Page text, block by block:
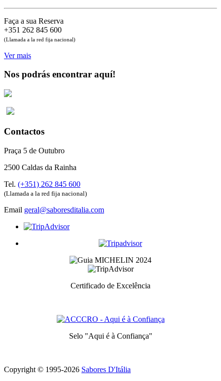
Faça a sua Reserva
+351 262 845 600
(Llamada a la red fija nacional)
Ver mais
Nos podrás encontrar aquí!
Contactos
Praça 5 de Outubro
2500 Caldas da Rainha
Tel. (+351) 262 845 600
(Llamada a la red fija nacional)
Email geral@saboresditalia.com
Certificado de Excelência
Selo "Aqui é à Confiança"
Copyright © 1995-2026 Sabores D'Itália